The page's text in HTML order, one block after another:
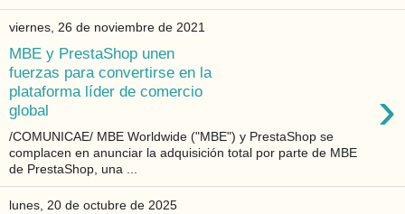
viernes, 26 de noviembre de 2021
MBE y PrestaShop unen
fuerzas para convertirse en la
plataforma líder de comercio
global
›
/COMUNICAE/ MBE Worldwide ("MBE") y PrestaShop se
complacen en anunciar la adquisición total por parte de MBE
de PrestaShop, una ...
lunes, 20 de octubre de 2025